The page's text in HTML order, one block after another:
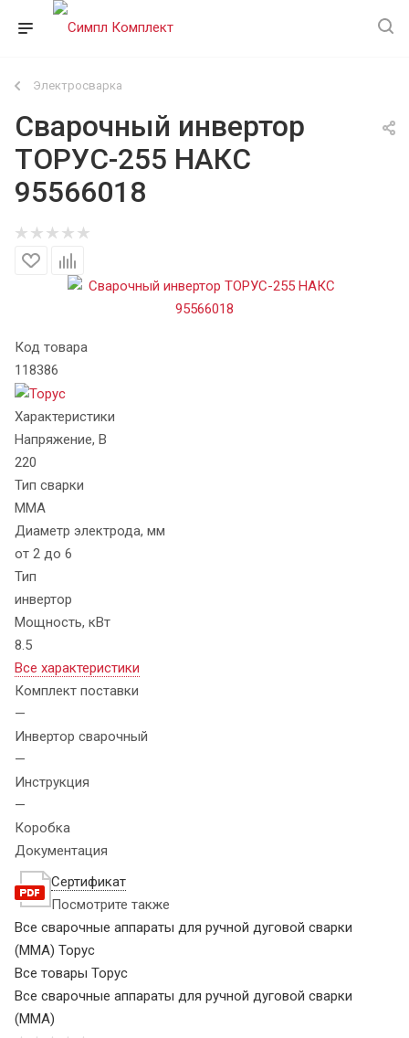
Электросварка
Сварочный инвертор
ТОРУС-255 НАКС
95566018
Код товара
118386
Характеристики
Напряжение, В
220
Тип сварки
MMA
Диаметр электрода, мм
от 2 до 6
Тип
инвертор
Мощность, кВт
8.5
Все характеристики
Комплект поставки
—
Инвертор сварочный
—
Инструкция
—
Коробка
Документация
Сертификат
Посмотрите также
Все сварочные аппараты для ручной дуговой сварки
(MMA) Торус
Все товары Торус
Все сварочные аппараты для ручной дуговой сварки
(MMA)